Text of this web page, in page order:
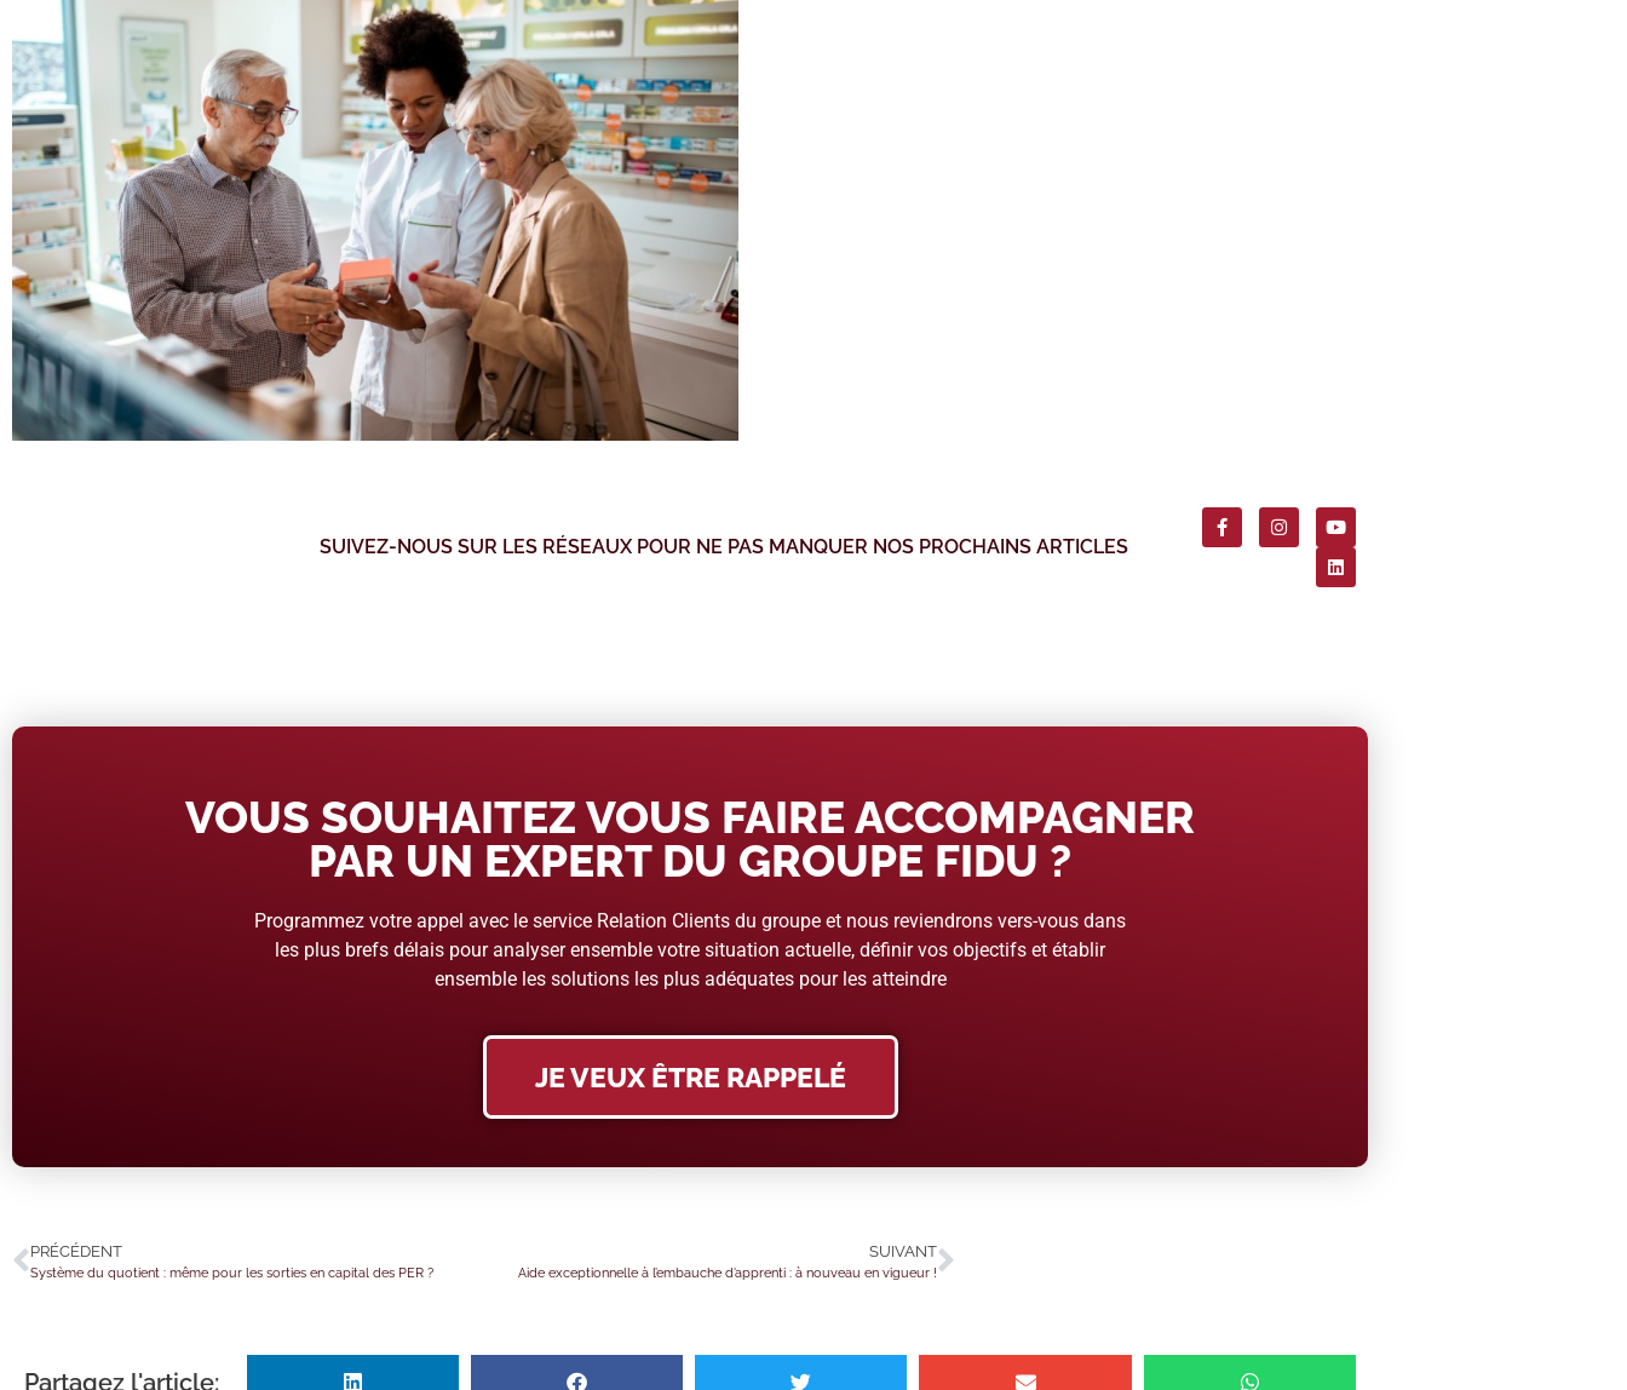
SUIVEZ-NOUS SUR LES RÉSEAUX POUR NE PAS MANQUER NOS PROCHAINS ARTICLES
VOUS SOUHAITEZ VOUS FAIRE ACCOMPAGNER
PAR UN EXPERT DU GROUPE FIDU ?
Programmez votre appel avec le service Relation Clients du groupe et nous reviendrons vers-vous dans
les plus brefs délais pour analyser ensemble votre situation actuelle, définir vos objectifs et établir
ensemble les solutions les plus adéquates pour les atteindre
JE VEUX ÊTRE RAPPELÉ
PRÉCÉDENT
Système du quotient : même pour les sorties en capital des PER ?
SUIVANT
Aide exceptionnelle à l’embauche d’apprenti : à nouveau en vigueur !
Partagez l'article: